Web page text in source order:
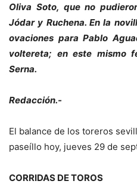
Oliva Soto, que no
Jódar y Ruchena. En la
ovaciones para Pablo
voltereta; en este mismo
Serna.
Redacción.-
El balance de los toreros
paseíllo hoy, jueves 29 de
CORRIDAS DE TOROS